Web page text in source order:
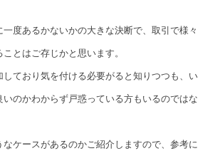
度あるかないかの大きな決断で、取引で様々
とはご存じかと思います。
ており気を付ける必要がると知りつつも、い
いのかわからず戸惑っている方もいるのではな
ケースがあるのかご紹介しますので、参考に